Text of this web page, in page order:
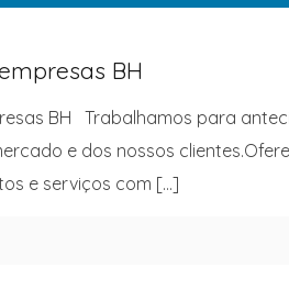
BH
BH Trabalhamos para
e dos nossos
e serviços com […]